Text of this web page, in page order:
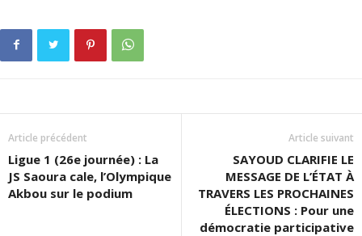
Article précédent
Ligue 1 (26e journée) : La
JS Saoura cale, l’Olympique
Akbou sur le podium
Article suivant
SAYOUD CLARIFIE LE
MESSAGE DE L’ÉTAT À
TRAVERS LES PROCHAINES
ÉLECTIONS : Pour une
démocratie participative